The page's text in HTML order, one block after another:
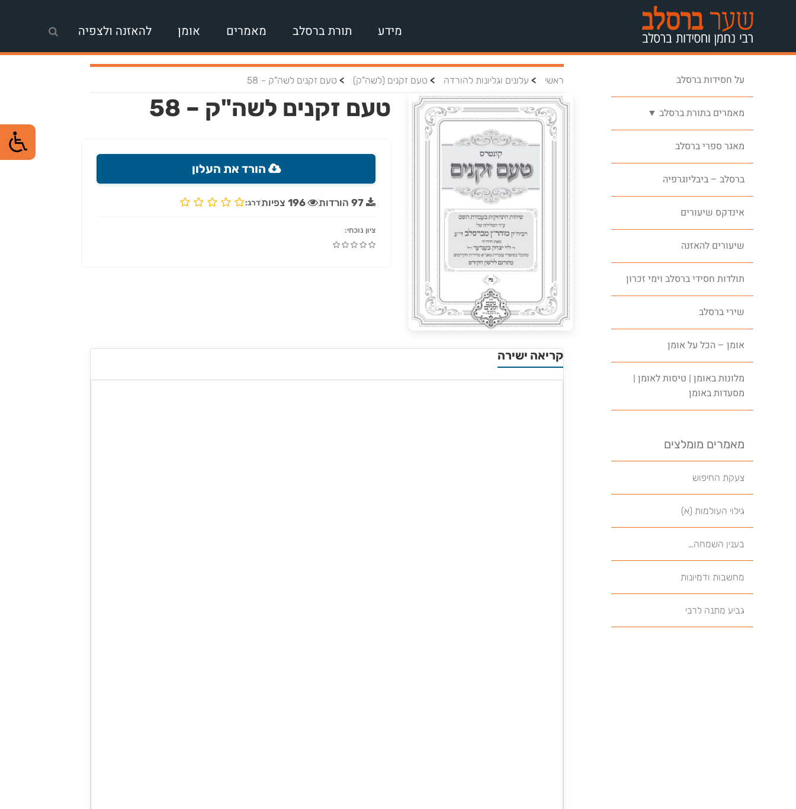
מידע תורת ברסלב מאמרים אומן להאזנה ולצפיה
על חסידות ברסלב
מאמרים בתורת ברסלב ▼
מאגר ספרי ברסלב
ברסלב – ביבליוגרפיה
אינדקס שיעורים
שיעורים להאזנה
תולדות חסידי ברסלב וימי זכרון
שירי ברסלב
אומן – הכל על אומן
מלונות באומן | טיסות לאומן |
מסעדות באומן
מאמרים מומלצים
צעקת החיפוש
גילוי העולמות (א)
בענין השמחה…
מחשבות ודמיונות
גביע מתנה לרבי
ראשי > עלונים וגליונות להורדה > טעם זקנים (לשה"ק) > טעם זקנים לשה"ק – 58
טעם זקנים לשה"ק – 58
הורד את העלון
97הורדות 196צפיותדרג:
ציון נוכחי:
קריאה ישירה